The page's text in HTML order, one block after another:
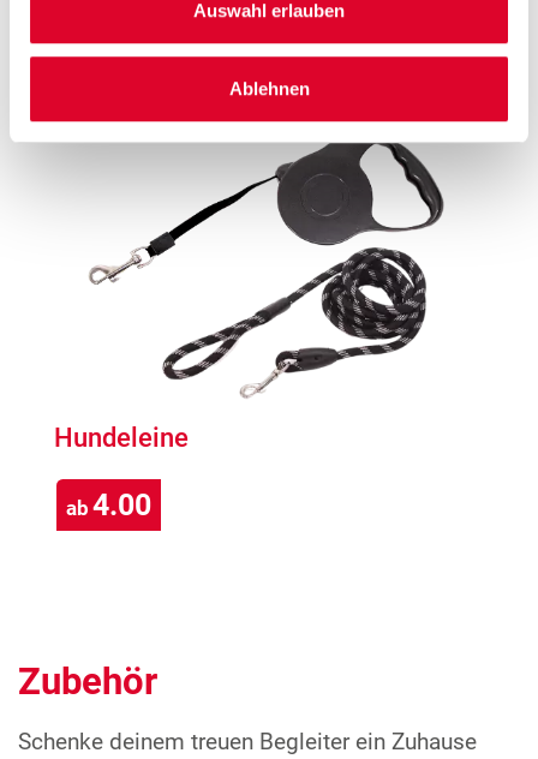
Auswahl erlauben
Ablehnen
3.00
Hundeleine
ab 4.00
Zubehör
Schenke deinem treuen Begleiter ein Zuhause